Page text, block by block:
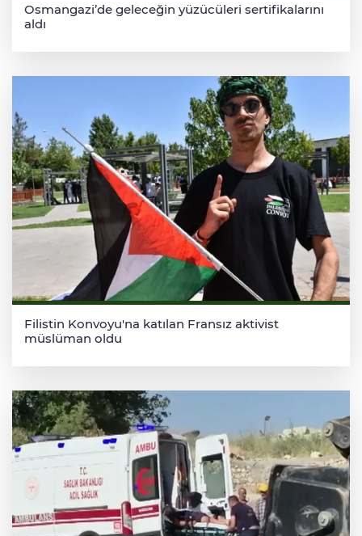
Osmangazi’de geleceğin yüzücüleri sertifikalarını
aldı
Filistin Konvoyu'na katılan Fransız aktivist
müslüman oldu